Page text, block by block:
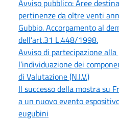
Avviso pubblico: Aree
pertinenze da oltre venti
Gubbio. Accorpamento al
dell’art.31 L.448/1998.
Avviso di partecipazione
l’individuazione dei
di Valutazione (N.I.V.)
Il successo della mostra su
a un nuovo evento
eugubini